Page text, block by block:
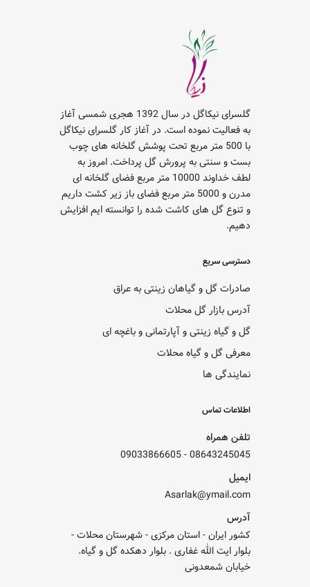
گلسرای نیکاگل در سال 1392 هجری شمسی آغاز
به فعالیت نموده است. در آغاز کار گلسرای نیکاگل
با 500 متر مربع تحت پوشش گلخانه های چوب
بست و سنتی به پرورش گل پرداخت. امروز به
لطف خداوند 10000 متر مربع فضای گلخانه ای
مدرن و 5000 متر مربع فضای باز زیر کشت داریم
و تنوع گل های کاشت شده را توانسته ایم افزایش
دهیم.
دسترسی سریع
صادرات گل و گیاهان زینتی به عراق
آدرس بازار گل محلات
گل و گیاه زینتی و آپارتمانی و باغچه ای
معرفی گل و گیاه محلات
نمایندگی ها
اطلاعات تماس
تلفن همراه
08643245045
-
09033866605
ایمیل
Asarlak@ymail.com
آدرس
کشور ایران - استان مرکزی - شهرستان محلات -
بلوار ایت الله غفاری . بلوار دهکده گل و گیاه.
خیابان شمعدونی